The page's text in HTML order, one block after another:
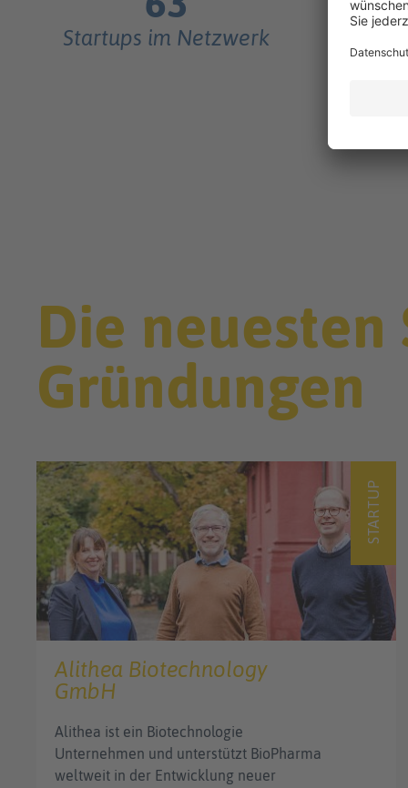
Startups im Netzwerk
Die neuesten
Gründungen
STARTUP
Alithea Biotechnology
GmbH
Alithea ist ein Biotechnologie
Unternehmen und unterstützt BioPharma
weltweit in der Entwicklung neuer